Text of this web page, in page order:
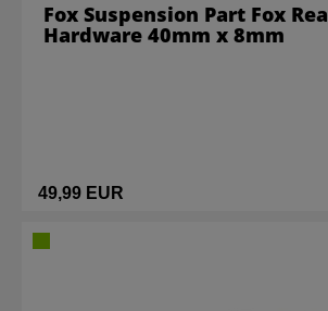
49,99 EUR
Fox Suspension Part Fox
Hardware 40mm x 8mm